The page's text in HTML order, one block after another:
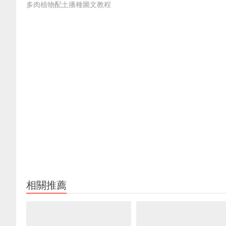
多肉植物配土播種圖文教程
相關推薦